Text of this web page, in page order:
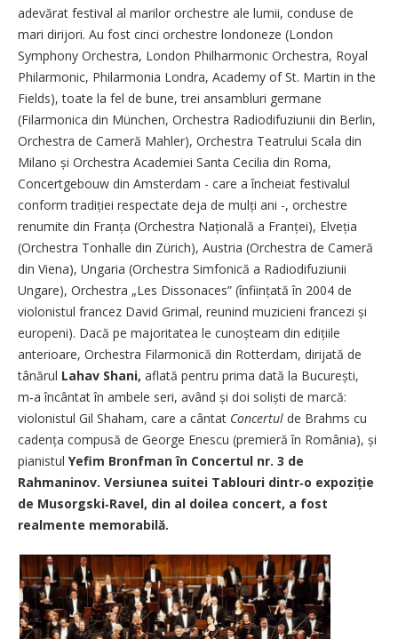
adevărat festival al marilor orchestre ale lumii, conduse de
mari dirijori. Au fost cinci orchestre londoneze (London
Symphony Orchestra, London Philharmonic Orchestra, Royal
Philarmonic, Philarmonia Londra, Academy of St. Martin in the
Fields), toate la fel de bune, trei ansambluri germane
(Filarmonica din München, Orchestra Radiodifuziunii din Berlin,
Orchestra de Cameră Mahler), Orchestra Teatrului Scala din
Milano și Orchestra Academiei Santa Cecilia din Roma,
Concertgebouw din Amsterdam - care a încheiat festivalul
conform tradiției respectate deja de mulți ani -, orchestre
renumite din Franța (Orchestra Națională a Franței), Elveția
(Orchestra Tonhalle din Zürich), Austria (Orchestra de Cameră
din Viena), Ungaria (Orchestra Simfonică a Radiodifuziunii
Ungare), Orchestra „Les Dissonaces” (înființată în 2004 de
violonistul francez David Grimal, reunind muzicieni francezi și
europeni). Dacă pe majoritatea le cunoșteam din edițiile
anterioare, Orchestra Filarmonică din Rotterdam, dirijată de
tânărul Lahav Shani, aflată pentru prima dată la București,
m‑a încântat în ambele seri, având și doi soliști de marcă:
violonistul Gil Shaham, care a cântat Concertul de Brahms cu
cadența compusă de George Enescu (premieră în România), și
pianistul Yefim Bronfman în Concertul nr. 3 de
Rahmaninov. Versiunea suitei Tablouri dintr‑o expoziție
de Musorgski‑Ravel, din al doilea concert, a fost
realmente memorabilă.